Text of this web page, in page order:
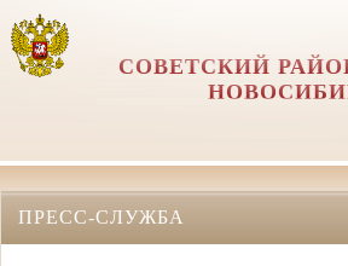
СОВЕТСКИЙ
ПРЕСС-СЛУЖБА